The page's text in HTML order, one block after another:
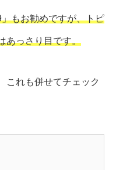
もお勧めですが、トピ
あっさり目です。
これも併せてチェック